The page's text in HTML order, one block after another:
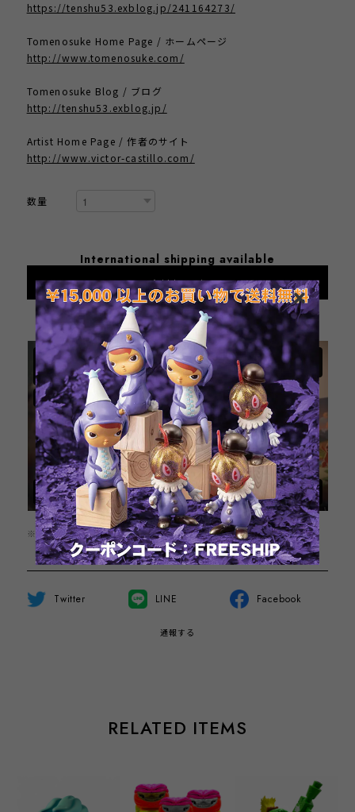
https://tenshu53.exblog.jp/241164273/
Tomenosuke Home Page / ホームページ
http://www.tomenosuke.com/
Tomenosuke Blog / ブログ
http://tenshu53.exblog.jp/
Artist Home Page / 作者のサイト
http://www.victor-castillo.com/
数量
International shipping available
Add to cart
日本国内にお住まいの方向け
※この商品は1点までのご注文とさせていただきます。
Twitter LINE Facebook
通報する
RELATED ITEMS